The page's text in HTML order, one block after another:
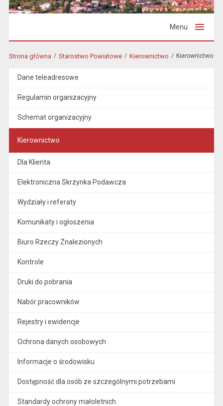
Menu
Strona główna Starostwo Powiatowe Kierownictwo Kierownictwo
Dane teleadresowe
Regulamin organizacyjny
Schemat organizacyjny
Kierownictwo
Dla Klienta
Elektroniczna Skrzynka Podawcza
Wydziały i referaty
Komunikaty i ogłoszenia
Biuro Rzeczy Znalezionych
Kontrole
Druki do pobrania
Nabór pracowników
Rejestry i ewidencje
Ochrona danych osobowych
Informacje o środowisku
Dostępność dla osób ze szczególnymi potrzebami
Standardy ochrony małoletnich